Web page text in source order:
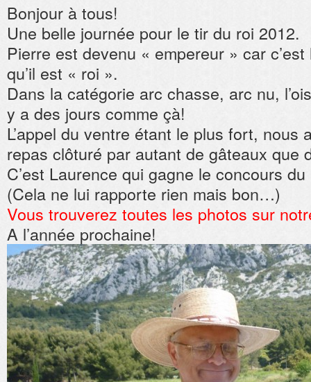
Bonjour à tous!
Une belle journée pour le tir du roi 2012.
Pierre est devenu « empereur » car
qu’il est « roi ».
Dans la catégorie arc chasse, arc nu,
y a des jours comme çà!
L’appel du ventre étant le plus fort, nous
repas clôturé par autant de gâteaux que
C’est Laurence qui gagne le concours
(Cela ne lui rapporte rien mais bon…)
Vous trouverez toutes les photos sur
A l’année prochaine!